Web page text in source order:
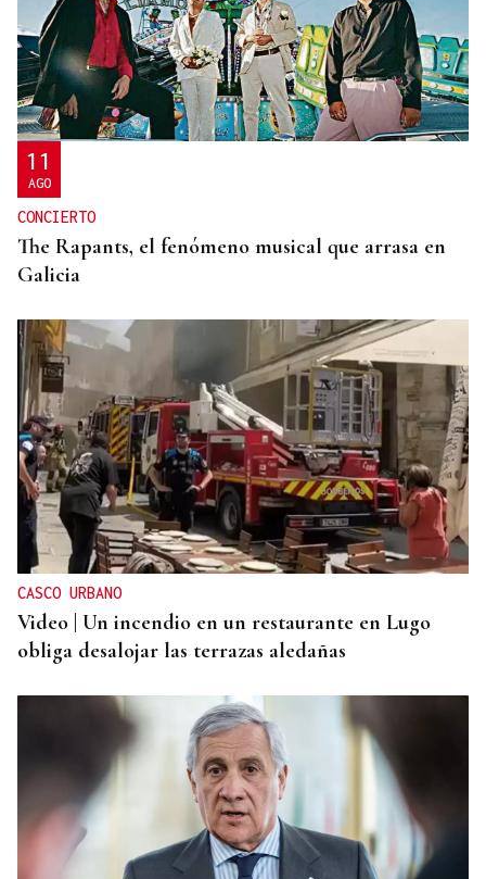
SUSTITUTO DEL OURENSANO
Vázquez Alvite, nuevo presidente del Comité
Técnico en Galicia
11
AGO
CONCIERTO
The Rapants, el fenómeno musical que arrasa en
Galicia
CASCO URBANO
Video | Un incendio en un restaurante en Lugo
obliga desalojar las terrazas aledañas